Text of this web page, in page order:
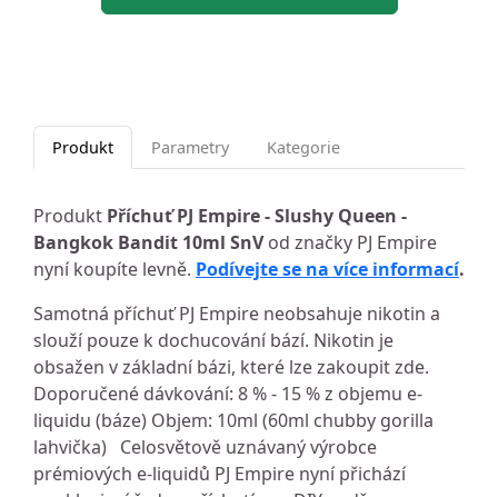
Produkt Parametry Kategorie
Produkt Příchuť PJ Empire - Slushy Queen -
Bangkok Bandit 10ml SnVod značky PJ Empire
nyní koupíte levně. Podívejte se na více informací.
Samotná příchuť PJ Empire neobsahuje nikotin a
slouží pouze k dochucování bází. Nikotin je
obsažen v základní bázi, které lze zakoupit zde.
Doporučené dávkování: 8 % - 15 % z objemu e-
liquidu (báze) Objem: 10ml (60ml chubby gorilla
lahvička) Celosvětově uznávaný výrobce
prémiových e-liquidů PJ Empire nyní přichází